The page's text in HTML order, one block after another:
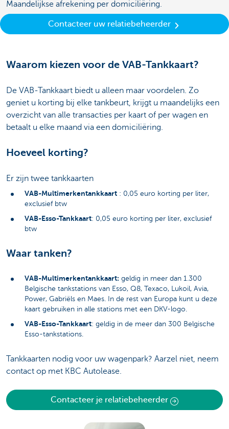
Maandelijkse afrekening per domiciliëring.
Contacteer uw relatiebeheerder
Waarom kiezen voor de VAB-Tankkaart?
De VAB-Tankkaart biedt u alleen maar voordelen. Zo
geniet u korting bij elke tankbeurt, krijgt u maandelijks een
overzicht van alle transacties per kaart of per wagen en
betaalt u elke maand via een domiciliëring.
Hoeveel korting?
Er zijn twee tankkaarten
VAB-Multimerkentankkaart : 0,05 euro korting per liter,
exclusief btw
VAB-Esso-Tankkaart: 0,05 euro korting per liter, exclusief
btw
Waar tanken?
VAB-Multimerkentankkaart: geldig in meer dan 1.300
Belgische tankstations van Esso, Q8, Texaco, Lukoil, Avia,
Power, Gabriëls en Maes. In de rest van Europa kunt u deze
kaart gebruiken in alle stations met een DKV-logo.
VAB-Esso-Tankkaart: geldig in de meer dan 300 Belgische
Esso-tankstations.
Tankkaarten nodig voor uw wagenpark? Aarzel niet, neem
contact op met KBC Autolease.
Contacteer je relatiebeheerder